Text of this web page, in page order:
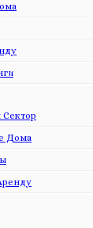
Сектор
Дома